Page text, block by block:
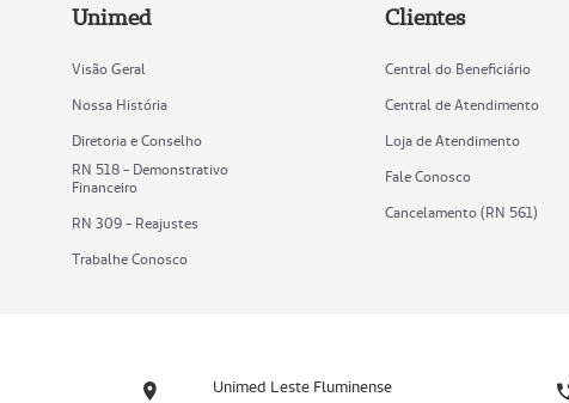
Unimed
Visão Geral
Nossa História
Diretoria e Conselho
RN 518 - Demonstrativo
Financeiro
RN 309 - Reajustes
Trabalhe Conosco
Clientes
Central do Beneficiário
Central de Atendimento
Loja de Atendimento
Fale Conosco
Cancelamento (RN 561)
Unimed Leste Fluminense